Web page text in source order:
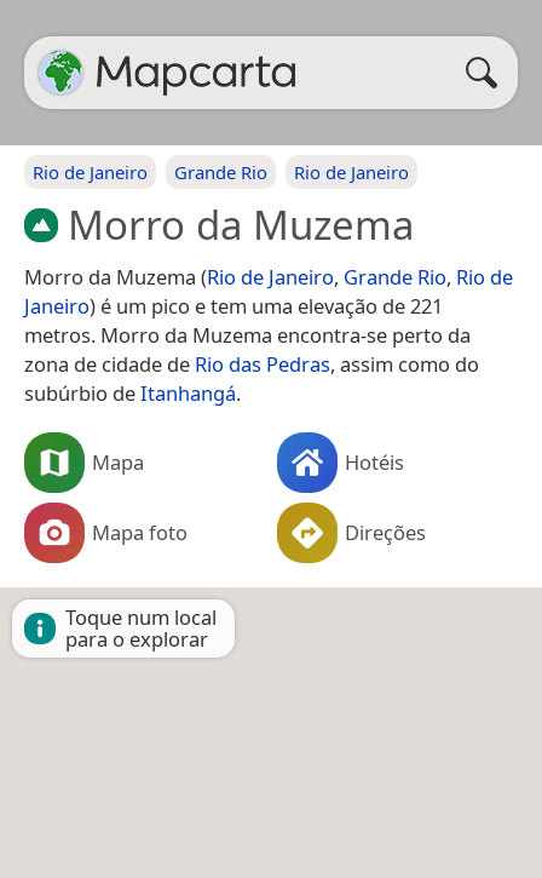
Rio de Janeiro Grande Rio Rio de Janeiro
Morro da Muzema
Morro da Muzema (Rio de Janeiro, Grande Rio, Rio de
Janeiro) é um pico e tem uma elevação de 221
metros. Morro da Muzema encontra-se perto da
zona de cidade de Rio das Pedras, assim como do
subúrbio deItanhangá.
Mapa Hotéis
Mapa foto Direções
Toque num local
para o explorar